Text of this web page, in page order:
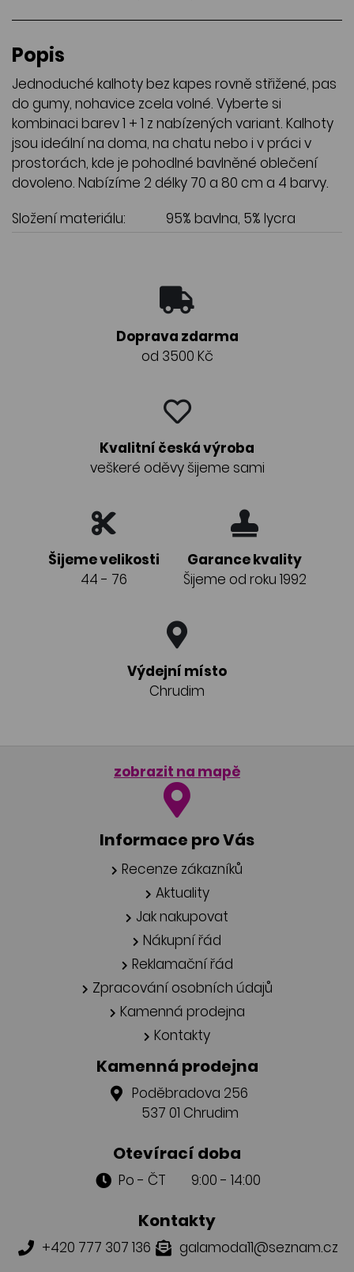
Popis
Jednoduché kalhoty bez kapes rovně střižené, pas
do gumy, nohavice zcela volné. Vyberte si
kombinaci barev 1 + 1 z nabízených variant. Kalhoty
jsou ideální na doma, na chatu nebo i v práci v
prostorách, kde je pohodlné bavlněné oblečení
dovoleno. Nabízíme 2 délky 70 a 80 cm a 4 barvy.
Složení materiálu:
95% bavlna, 5% lycra
Doprava zdarma
od 3500 Kč
Kvalitní česká výroba
veškeré oděvy šijeme sami
Šijeme velikosti
44 - 76
Garance kvality
Šijeme od roku 1992
Výdejní místo
Chrudim
zobrazit na mapě
Informace pro Vás
Recenze zákazníků
Aktuality
Jak nakupovat
Nákupní řád
Reklamační řád
Zpracování osobních údajů
Kamenná prodejna
Kontakty
Kamenná prodejna
Poděbradova 256
537 01 Chrudim
Otevírací doba
Po - ČT 9:00 - 14:00
Kontakty
+420 777 307 136 galamoda11@seznam.cz